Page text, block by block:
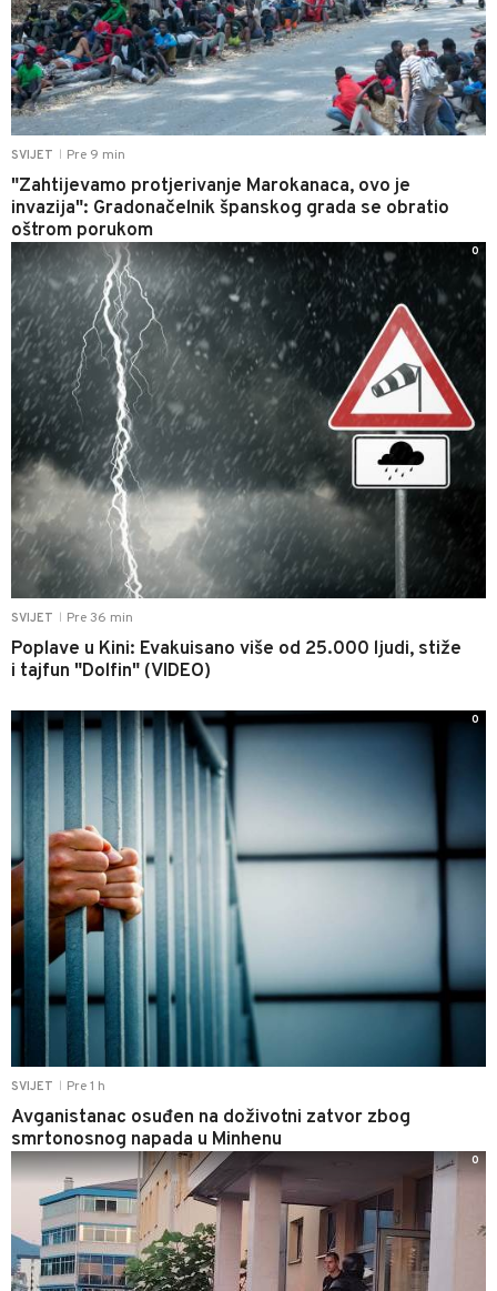
SVIJET Pre 9 min
"Zahtijevamo protjerivanje Marokanaca, ovo je
invazija": Gradonačelnik španskog grada se obratio
oštrom porukom
SVIJET Pre 36 min
Poplave u Kini: Evakuisano više od 25.000 ljudi, stiže
i tajfun "Dolfin" (VIDEO)
0
SVIJET Pre 1 h
Avganistanac osuđen na doživotni zatvor zbog
smrtonosnog napada u Minhenu
0
0